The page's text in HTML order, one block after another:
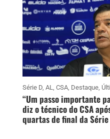
Série D, AL CSA, Destaque,
“Um passo importante
diz o técnico do CSA
quartas de final da Série